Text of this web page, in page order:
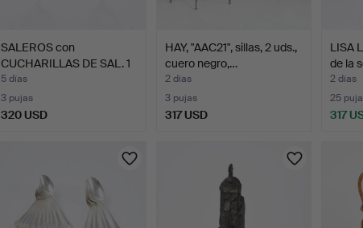
SALEROS con
CUCHARILLAS DE SAL. 1
par, pla…
5 días
3 pujas
320 USD
HAY, "AAC21", sillas, 2 uds.,
cuero negro,…
2 días
3 pujas
317 USD
LISA
de la
2 días
25
317